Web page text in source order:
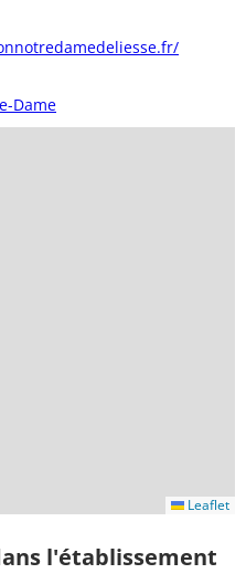
Dame
Leaflet
l'établissement